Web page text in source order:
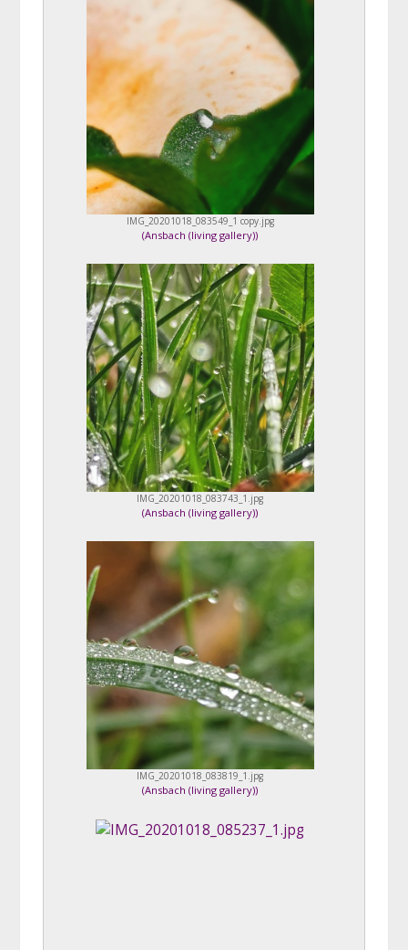
IMG_20201018_083549_1 copy.jpg
(Ansbach (living gallery))
IMG_20201018_083743_1.jpg
(Ansbach (living gallery))
IMG_20201018_083819_1.jpg
(Ansbach (living gallery))